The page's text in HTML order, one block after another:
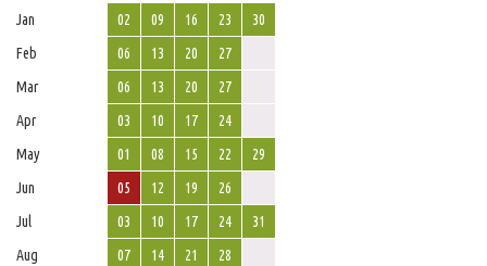
Jan
02 09 16 23
30
Feb
06 13 20
27
Mar
06 13 20
27
Apr
03 10 17
24
May
01 08 15 22
29
Jun
05 12 19
26
Jul
03 10 17 24
31
Aug
07 14 21
28